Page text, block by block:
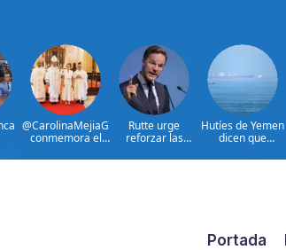
y
@CarolinaMejiaG
conmemora el
de Santo
Rutte urge
reforzar las
ucranianas
Hutíes de Yemen
dicen que
petroleros
Portada